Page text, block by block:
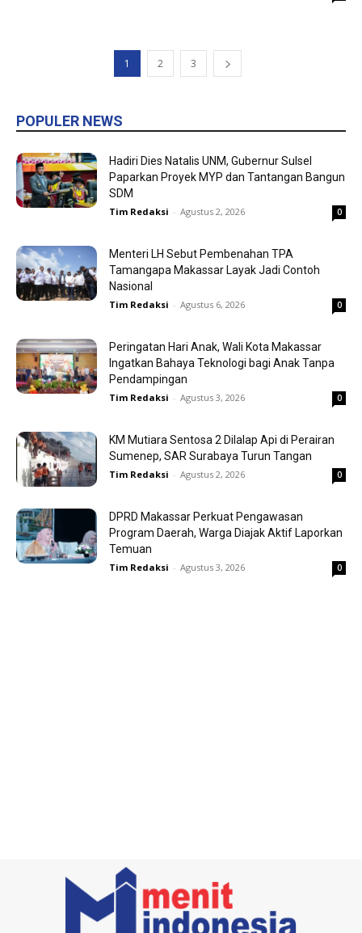
1 2 3
POPULER NEWS
Hadiri Dies Natalis UNM, Gubernur Sulsel
Paparkan Proyek MYP dan Tantangan Bangun
SDM
Tim Redaksi - Agustus 2, 2026 0
Menteri LH Sebut Pembenahan TPA
Tamangapa Makassar Layak Jadi Contoh
Nasional
Tim Redaksi - Agustus 6, 2026 0
Peringatan Hari Anak, Wali Kota Makassar
Ingatkan Bahaya Teknologi bagi Anak Tanpa
Pendampingan
Tim Redaksi - Agustus 3, 2026 0
KM Mutiara Sentosa 2 Dilalap Api di Perairan
Sumenep, SAR Surabaya Turun Tangan
Tim Redaksi - Agustus 2, 2026 0
DPRD Makassar Perkuat Pengawasan
Program Daerah, Warga Diajak Aktif Laporkan
Temuan
Tim Redaksi - Agustus 3, 2026 0